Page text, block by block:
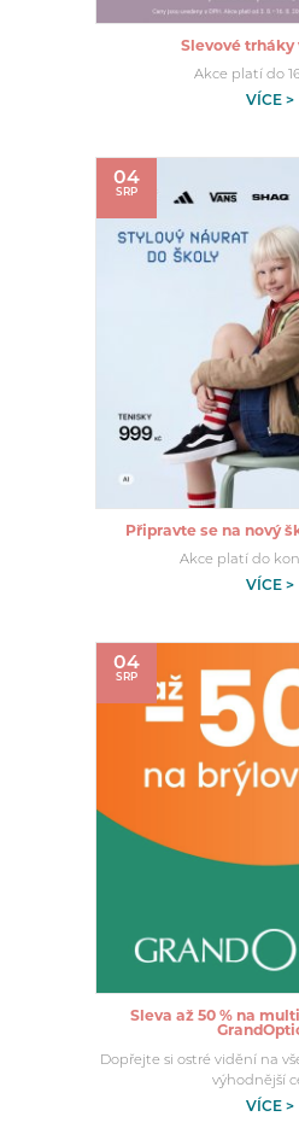
Slevové trháky
Akce platí do
VÍCE >
04
SRP
Připravte se na nový
Akce platí do
VÍCE >
04
SRP
Sleva až 50 % na
Dopřejte si ostré vidění na
výhodnější
VÍCE >